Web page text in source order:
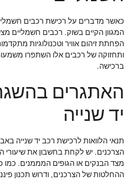
כאשר מדברים על רכישת רכבים
המגוון הקיים בשוק. רכבים חשמליים
הפחתת זיהום אוויר וטכנולוגיות
ותחזוקה של רכבים אלו השתפרו
ברכישה.
האתגרים
יד שנייה
הצרכנים. יש לקחת בחשבון את שיעורי
מצד הבנקים או הגופים המממנים. כמו
ההחלטות של הצרכנים, ודרוש תכנון